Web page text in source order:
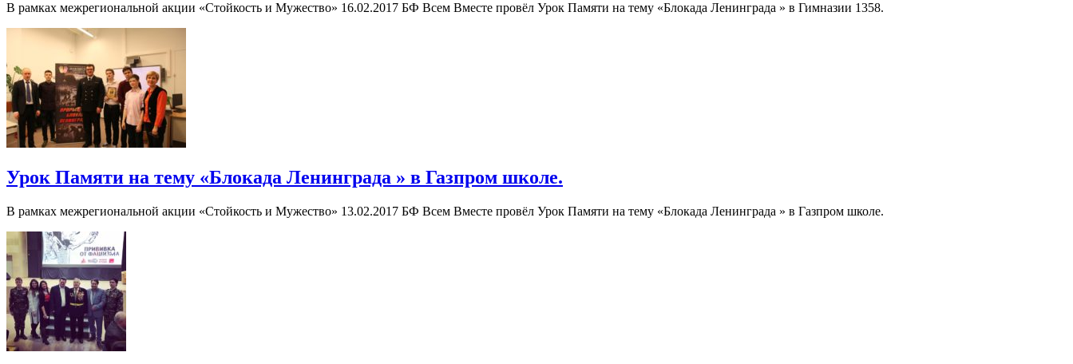
В рамках межрегиональной акции «Стойкость и Мужество» 16.02.2017 БФ Всем Вместе провёл Урок Памяти на тему «Блокада Ленинграда » в Гимназии 1358.
Урок Памяти на тему «Блокада Ленинграда » в Газпром школе.
В рамках межрегиональной акции «Стойкость и Мужество» 13.02.2017 БФ Всем Вместе провёл Урок Памяти на тему «Блокада Ленинграда » в Газпром школе.